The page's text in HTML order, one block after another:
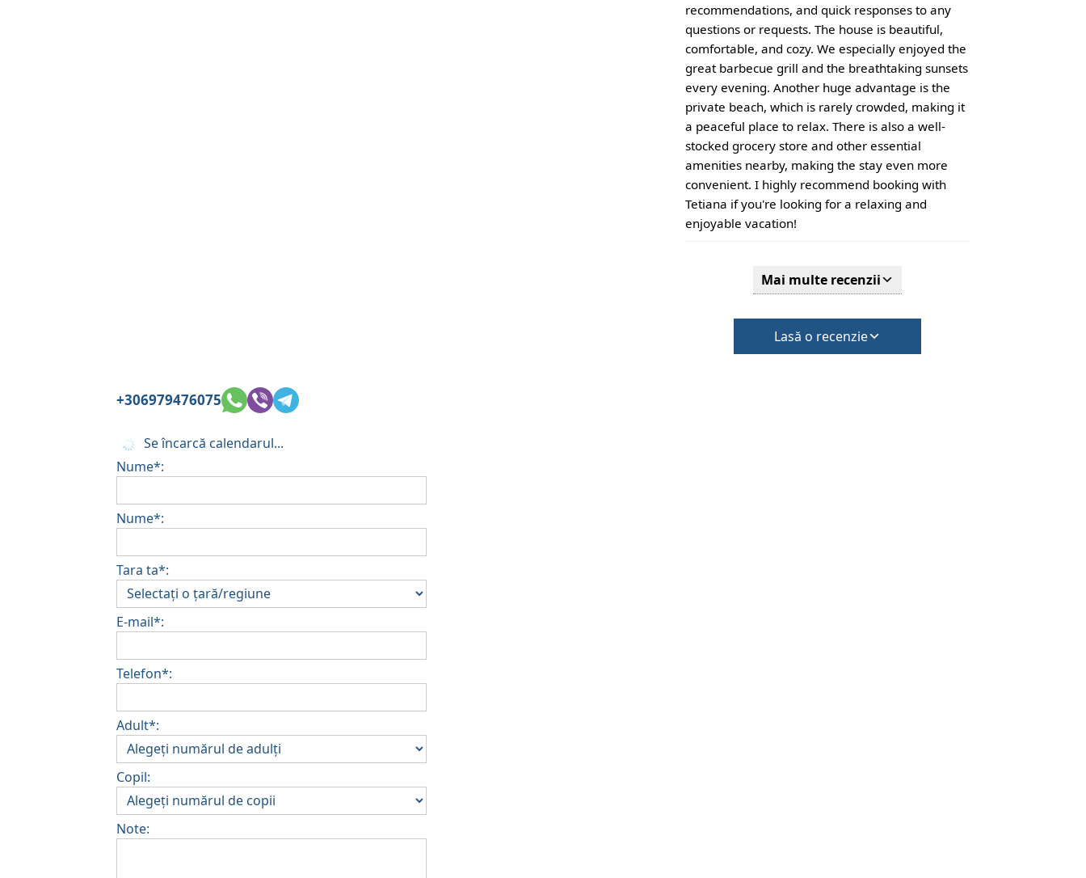
recommendations, and quick responses to any
questions or requests. The house is beautiful,
comfortable, and cozy. We especially enjoyed the
great barbecue grill and the breathtaking sunsets
every evening. Another huge advantage is the
private beach, which is rarely crowded, making it
a peaceful place to relax. There is also a well-
stocked grocery store and other essential
amenities nearby, making the stay even more
convenient. I highly recommend booking with
Tetiana if you're looking for a relaxing and
enjoyable vacation!
Mai multe recenzii
Lasă o recenzie
+306979476075
Se încarcă calendarul...
Nume*:
Nume*:
Tara ta*:
E-mail*:
Telefon*:
Adult*:
Copil:
Note: